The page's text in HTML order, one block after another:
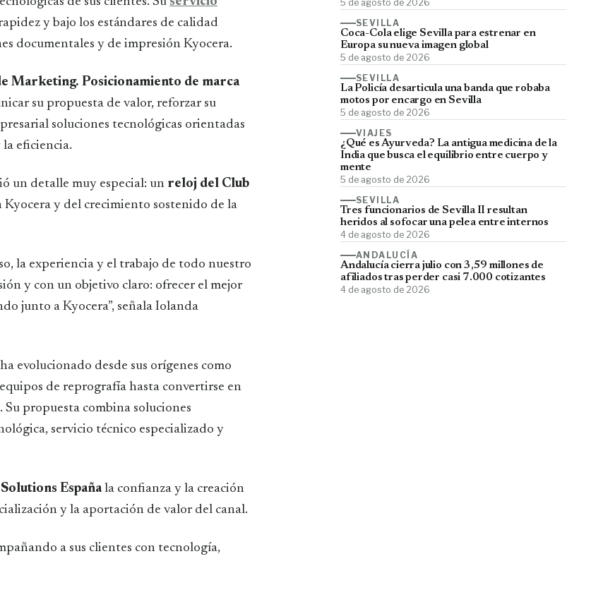
y bajo los estándares de calidad
documentales y de impresión Kyocera.
Marketing. Posicionamiento de marca
su propuesta de valor, reforzar su
soluciones tecnológicas orientadas
eficiencia.
un detalle muy especial: un reloj del Club
y del crecimiento sostenido de la
la experiencia y el trabajo de todo nuestro
y con un objetivo claro: ofrecer el mejor
junto a Kyocera”, señala Iolanda
evolucionado desde sus orígenes como
de reprografía hasta convertirse en
propuesta combina soluciones
servicio técnico especializado y
Españala confianza y la creación
y la aportación de valor del canal.
a sus clientes con tecnología,
5 de agosto de 2026
SEVILLA
Coca-Cola elige Sevilla para estrenar en
Europa su nueva imagen global
5 de agosto de 2026
SEVILLA
La Policía desarticula una banda que robaba
motos por encargo en Sevilla
5 de agosto de 2026
VIAJES
¿Qué es Ayurveda? La antigua medicina de la
India que busca el equilibrio entre cuerpo y
mente
5 de agosto de 2026
SEVILLA
Tres funcionarios de Sevilla II resultan
heridos al sofocar una pelea entre internos
4 de agosto de 2026
ANDALUCÍA
Andalucía cierra julio con 3,59 millones de
afiliados tras perder casi 7.000 cotizantes
4 de agosto de 2026